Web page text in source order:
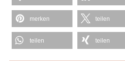
merken teilen
teilen teilen